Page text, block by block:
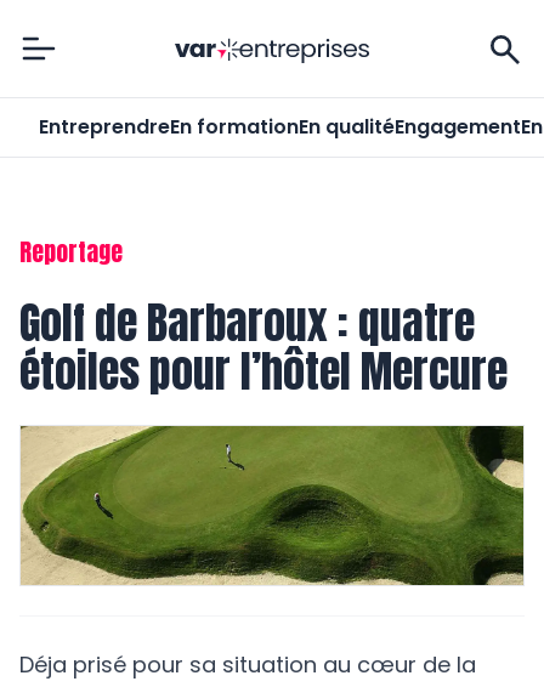
Var-Entreprises
EntreprendreEn formationEn qualitéEngagement
Reportage
Golf de Barbaroux : quatre
étoiles pour l’hôtel Mercure
Déja prisé pour sa situation au cœur de la